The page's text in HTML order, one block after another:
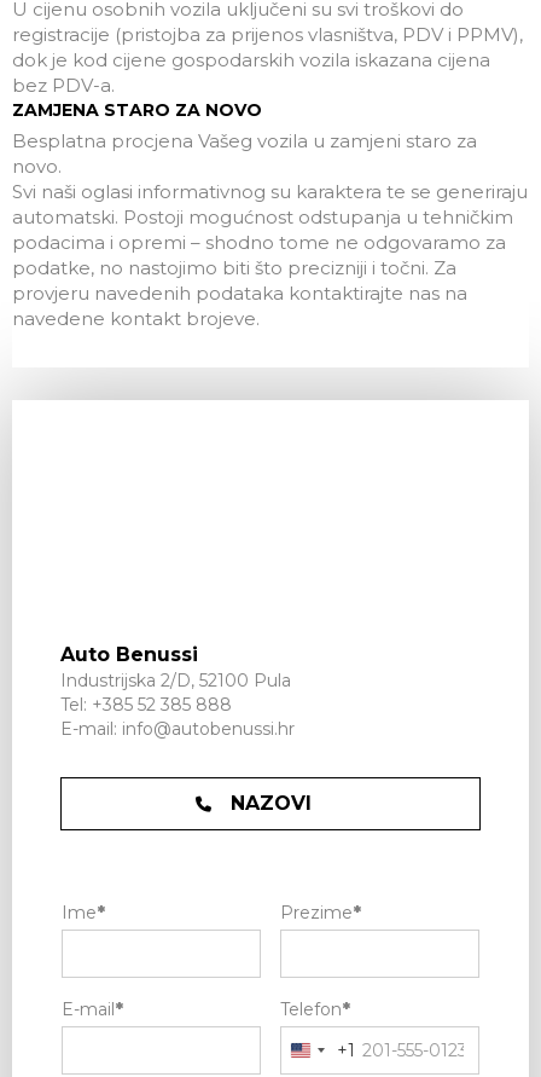
U cijenu osobnih vozila uključeni su svi troškovi do
registracije (pristojba za prijenos vlasništva, PDV i PPMV),
dok je kod cijene gospodarskih vozila iskazana cijena
bez PDV-a.
ZAMJENA STARO ZA NOVO
Besplatna procjena Vašeg vozila u zamjeni staro za
novo.
Svi naši oglasi informativnog su karaktera te se generiraju
automatski. Postoji mogućnost odstupanja u tehničkim
podacima i opremi – shodno tome ne odgovaramo za
podatke, no nastojimo biti što precizniji i točni. Za
provjeru navedenih podataka kontaktirajte nas na
navedene kontakt brojeve.
Auto Benussi
Industrijska 2/D, 52100 Pula
Tel: +385 52 385 888
E-mail: info@autobenussi.hr
NAZOVI
Ime* Prezime*
E-mail* Telefon*
+1